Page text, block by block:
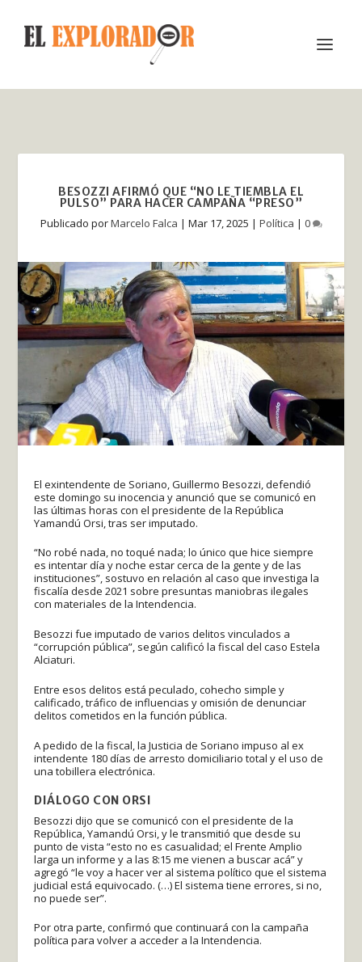
BESOZZI AFIRMÓ QUE “NO LE TIEMBLA EL
PULSO” PARA HACER CAMPAÑA “PRESO”
Publicado porMarcelo Falca | Mar 17, 2025 | Política | 0
El exintendente de Soriano, Guillermo Besozzi, defendió
este domingo su inocencia y anunció que se comunicó en
las últimas horas con el presidente de la República
Yamandú Orsi, tras ser imputado.
“No robé nada, no toqué nada; lo único que hice siempre
es intentar día y noche estar cerca de la gente y de las
instituciones”, sostuvo en relación al caso que investiga la
fiscalía desde 2021 sobre presuntas maniobras ilegales
con materiales de la Intendencia.
Besozzi fue imputado de varios delitos vinculados a
“corrupción pública”, según calificó la fiscal del caso Estela
Alciaturi.
Entre esos delitos está peculado, cohecho simple y
calificado, tráfico de influencias y omisión de denunciar
delitos cometidos en la función pública.
A pedido de la fiscal, la Justicia de Soriano impuso al ex
intendente 180 días de arresto domiciliario total y el uso de
una tobillera electrónica.
DIÁLOGO CON ORSI
Besozzi dijo que se comunicó con el presidente de la
República, Yamandú Orsi, y le transmitió que desde su
punto de vista “esto no es casualidad; el Frente Amplio
larga un informe y a las 8:15 me vienen a buscar acá” y
agregó “le voy a hacer ver al sistema político que el sistema
judicial está equivocado. (…) El sistema tiene errores, si no,
no puede ser”.
Por otra parte, confirmó que continuará con la campaña
política para volver a acceder a la Intendencia.